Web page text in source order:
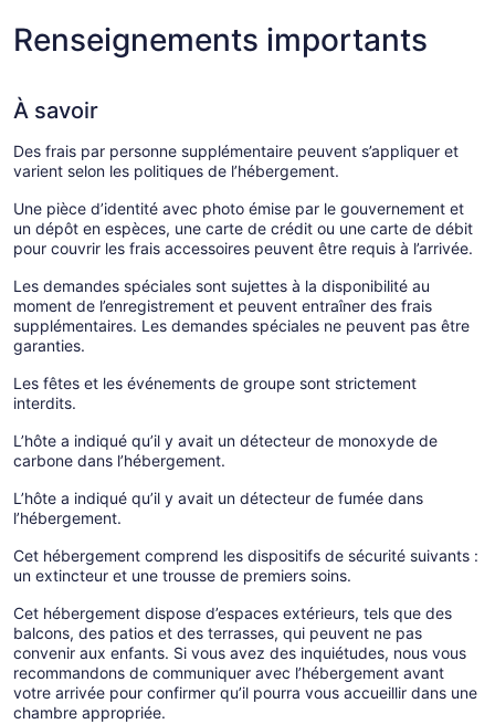
Renseignements importants
À savoir
Des frais par personne supplémentaire peuvent s’appliquer et
varient selon les politiques de l’hébergement.
Une pièce d’identité avec photo émise par le gouvernement et
un dépôt en espèces, une carte de crédit ou une carte de débit
pour couvrir les frais accessoires peuvent être requis à l’arrivée.
Les demandes spéciales sont sujettes à la disponibilité au
moment de l’enregistrement et peuvent entraîner des frais
supplémentaires. Les demandes spéciales ne peuvent pas être
garanties.
Les fêtes et les événements de groupe sont strictement
interdits.
L’hôte a indiqué qu’il y avait un détecteur de monoxyde de
carbone dans l’hébergement.
L’hôte a indiqué qu’il y avait un détecteur de fumée dans
l’hébergement.
Cet hébergement comprend les dispositifs de sécurité suivants :
un extincteur et une trousse de premiers soins.
Cet hébergement dispose d’espaces extérieurs, tels que des
balcons, des patios et des terrasses, qui peuvent ne pas
convenir aux enfants. Si vous avez des inquiétudes, nous vous
recommandons de communiquer avec l’hébergement avant
votre arrivée pour confirmer qu’il pourra vous accueillir dans une
chambre appropriée.